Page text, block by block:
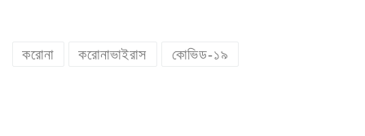
করোনা করোনাভাইরাস কোভিড-১৯